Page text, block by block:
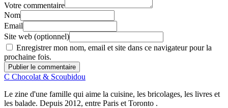
Votre commentaire
Nom
Email
Site web (optionnel)
Enregistrer mon nom, email et site dans ce navigateur pour la
prochaine fois.
Publier le commentaire
C Chocolat & Scoubidou
Le zine d'une famille qui aime la cuisine, les bricolages, les livres et
les balade. Depuis 2012, entre Paris et Toronto .